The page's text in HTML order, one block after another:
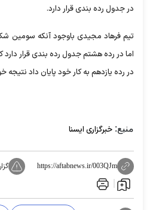
در جدول رده بندی قرار دارد.
تیم فرهاد مجیدی باوجود آنکه سومین
اما در رده هشتم جدول رده بندی قرار
در رده یازدهم به کار خود پایان داد
منبع: خبرگزاری ایسنا
https://aftabnews.ir/003QJm